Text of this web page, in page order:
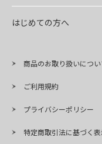
はじめての方へ
商品のお取り扱いについ
ご利用規約
プライバシーポリシー
特定商取引法に基づく